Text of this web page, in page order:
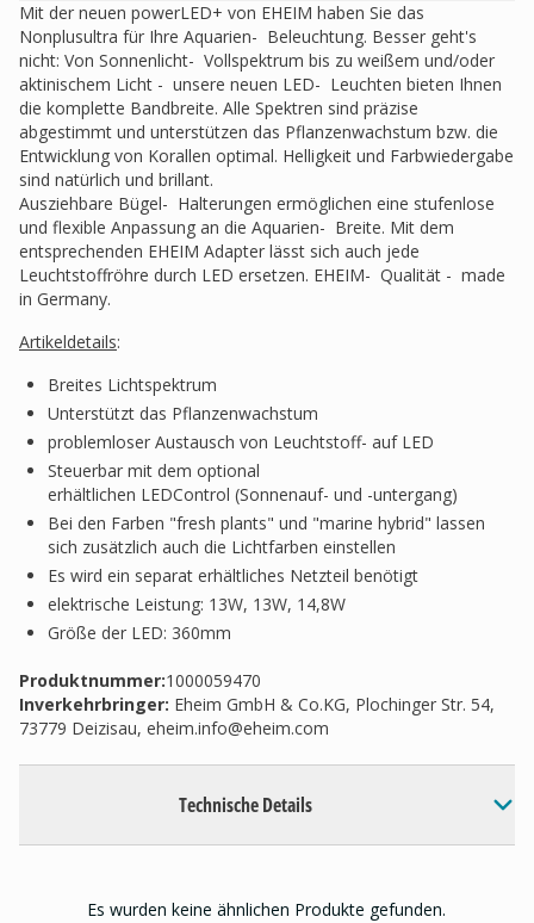
Mit der neuen powerLED+ von EHEIM haben Sie das
Nonplusultra für Ihre Aquarien- Beleuchtung. Besser geht's
nicht: Von Sonnenlicht- Vollspektrum bis zu weißem und/oder
aktinischem Licht - unsere neuen LED- Leuchten bieten Ihnen
die komplette Bandbreite. Alle Spektren sind präzise
abgestimmt und unterstützen das Pflanzenwachstum bzw. die
Entwicklung von Korallen optimal. Helligkeit und Farbwiedergabe
sind natürlich und brillant.
Ausziehbare Bügel- Halterungen ermöglichen eine stufenlose
und flexible Anpassung an die Aquarien- Breite. Mit dem
entsprechenden EHEIM Adapter lässt sich auch jede
Leuchtstoffröhre durch LED ersetzen. EHEIM- Qualität - made
in Germany.
Artikeldetails:
Breites Lichtspektrum
Unterstützt das Pflanzenwachstum
problemloser Austausch von Leuchtstoff- auf LED
Steuerbar mit dem optional
erhältlichen LEDControl (Sonnenauf- und -untergang)
Bei den Farben "fresh plants" und "marine hybrid" lassen
sich zusätzlich auch die Lichtfarben einstellen
Es wird ein separat erhältliches Netzteil benötigt
elektrische Leistung: 13W, 13W, 14,8W
Größe der LED: 360mm
Produktnummer:1000059470
Inverkehrbringer: Eheim GmbH & Co.KG, Plochinger Str. 54,
73779 Deizisau, eheim.info@eheim.com
Technische Details
Es wurden keine ähnlichen Produkte gefunden.